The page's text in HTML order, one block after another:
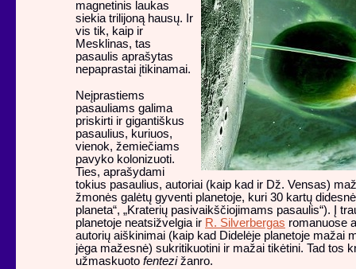
magnetinis laukas
siekia trilijoną hausų. Ir
vis tik, kaip ir
Mesklinas, tas
pasaulis aprašytas
nepaprastai įtikinamai.
Neįprastiems
pasauliams galima
priskirti ir gigantiškus
pasaulius, kuriuos,
vienok, žemiečiams
pavyko kolonizuoti.
Ties, aprašydami
tokius pasaulius, autoriai (kaip kad ir Dž. Vensas)
žmonės galėtų gyventi planetoje, kuri 30 kartų
planeta“, „Kraterių pasivaikščiojimams pasaulis“). Į
planetoje neatsižvelgia ir R. Silverbergas romanuose
autorių aiškinimai (kaip kad Didelėje planetoje mažai
jėga mažesnė) sukritikuotini ir mažai tikėtini. Tad tos
užmaskuoto fentezižanro.